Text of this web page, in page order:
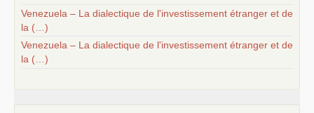
Venezuela – La dialectique de l'investissement étranger et de
la (…)
Venezuela – La dialectique de l'investissement étranger et de
la (…)